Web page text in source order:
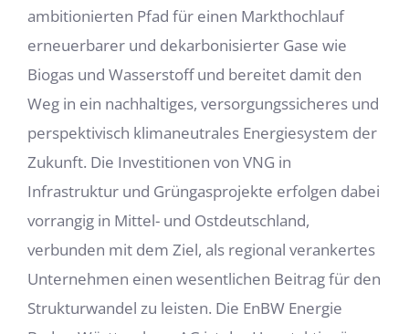
ambitionierten Pfad für einen Markthochlauf
erneuerbarer und dekarbonisierter Gase wie
Biogas und Wasserstoff und bereitet damit den
Weg in ein nachhaltiges, versorgungssicheres und
perspektivisch klimaneutrales Energiesystem der
Zukunft. Die Investitionen von VNG in
Infrastruktur und Grüngasprojekte erfolgen dabei
vorrangig in Mittel- und Ostdeutschland,
verbunden mit dem Ziel, als regional verankertes
Unternehmen einen wesentlichen Beitrag für den
Strukturwandel zu leisten. Die EnBW Energie